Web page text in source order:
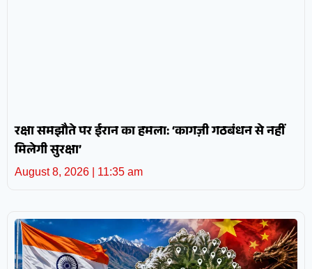
रक्षा समझौते पर ईरान का हमला: ‘कागज़ी गठबंधन से नहीं
मिलेगी सुरक्षा’
August 8, 2026 11:35 am